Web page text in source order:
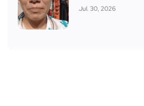
Jul. 30, 2026